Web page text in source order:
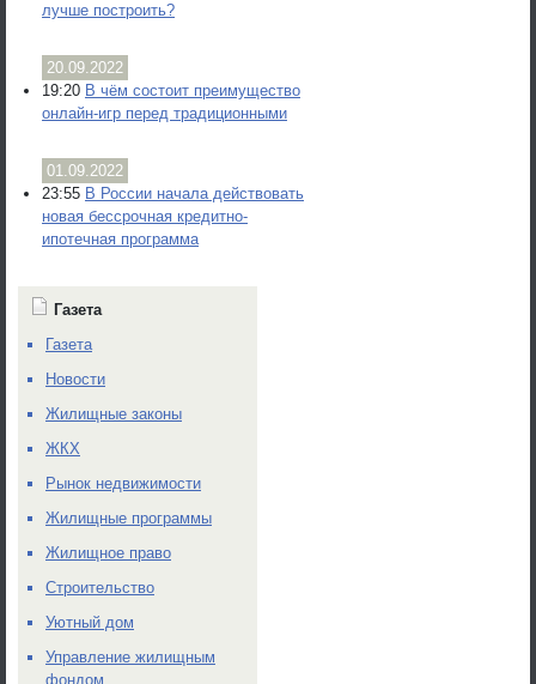
лучше построить?
20.09.2022
19:20 В чём состоит преимущество
онлайн-игр перед традиционными
01.09.2022
23:55 В России начала действовать
новая бессрочная кредитно-
ипотечная программа
Газета
Газета
Новости
Жилищные законы
ЖКХ
Рынок недвижимости
Жилищные программы
Жилищное право
Строительство
Уютный дом
Управление жилищным
фондом